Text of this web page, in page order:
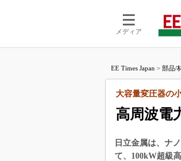
メディア
EE Times Japan > 部品/
高周波電
大容量変圧器の
日立金属は、ナ
て、100kW超級